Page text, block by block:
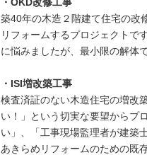
築40年の木造２階建て住宅の改
リフォームするプロジェクトで
に悩みましたが、最小限の解体
・ISI増改築工事
検査済証のない木造住宅の増改
い！」という切実な要望からプ
い」、「工事現場監理者が建築
あきらめリフォームのための既